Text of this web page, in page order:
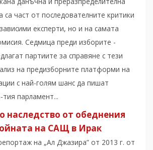
са част от последователните критики
експерти, но и на самата
Седмица преди изборите -
партиите за справяне с тези
на предизборните платформи на
с най-голям шанс да пишат
парламент...
наследство от обеднения
на САЩ в Ирак
на „Ал Джазира” от 2013 г. от